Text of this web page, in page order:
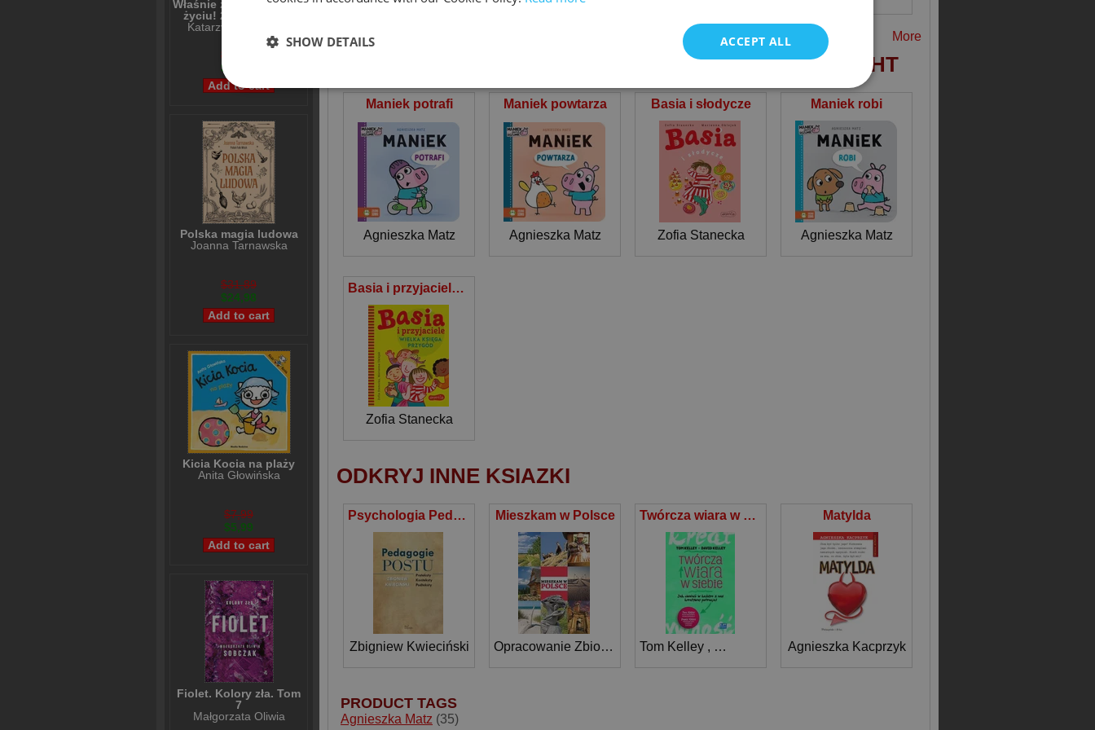
Właśnie że tak! Nigdy w
życiu! 20 lat później
Katarzyna Grochola
$31,21
$24,98
Polska magia ludowa
Joanna Tarnawska
$31,89
$24,98
Kicia Kocia na plaży
Anita Głowińska
$7,99
$5,99
Fiolet. Kolory zła. Tom
7
Małgorzata Oliwia
More
CUSTOMERS WHO BOUGHT THIS ITEM ALSO BOUGHT
Maniek potrafi
Agnieszka Matz
Maniek powtarza
Agnieszka Matz
Basia i słodycze
Zofia Stanecka
Maniek robi
Agnieszka Matz
Basia i przyjaciele Wielka księga przygód
Zofia Stanecka
ODKRYJ INNE KSIAZKI
Psychologia Pedagogie postu Preteksty – konteksty – podteksty
Zbigniew Kwieciński
Mieszkam w Polsce
Opracowanie Zbiorowe
Twórcza wiara w siebie Jak uwolnić w każdym z nas kreatywny potencjał
Tom Kelley , David Kelley
Matylda
Agnieszka Kacprzyk
PRODUCT TAGS
Agnieszka Matz (35)
ACCEPT ALL
SHOW DETAILS